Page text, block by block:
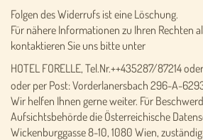
Folgen des Widerrufs ist eine Löschung.
Für nähere Informationen zu Ihren Rechten
kontaktieren Sie uns bitte unter
HOTEL FORELLE, Tel.Nr.++435287/87214
oder per Post: Vorderlanersbach 296-A-
Wir helfen Ihnen gerne weiter. Für
Aufsichtsbehörde die Österreichische
Wickenburggasse 8-10, 1080 Wien, zuständig.